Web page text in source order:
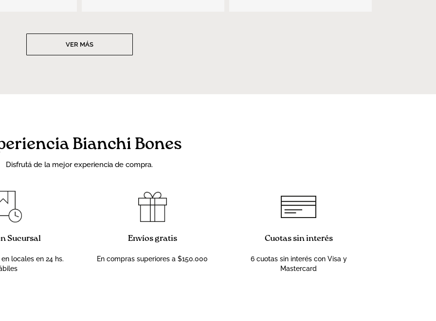
VER MÁS
Bianchi Bones
Disfrutá de la mejor experiencia de compra.
Sucursal
locales en 24 hs.
Envíos gratis
En compras superiores a $150.000
Cuotas sin interés
6 cuotas sin interés con Visa y
Mastercard